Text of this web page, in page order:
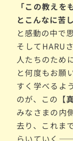
「この教え
とこんなに苦
と感動の中で
そしてHARU
人たちのため
と何度もお願
すく学べるよ
のが、 この【
みなさまの内
去り、これま